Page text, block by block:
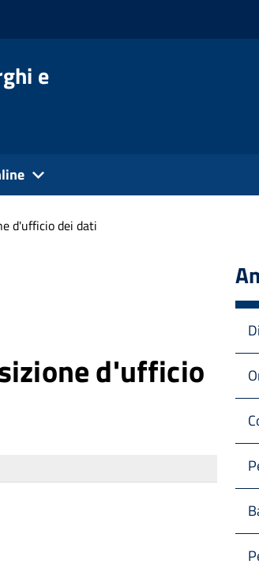
e
d'ufficio dei dati
d'ufficio